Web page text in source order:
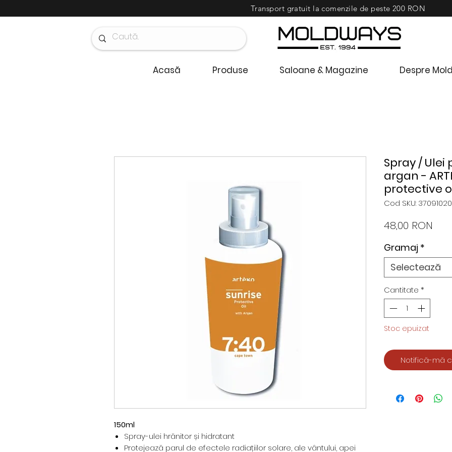
Acasă Produse Saloane & Magazine Despre
Transport gratuit la comenzile de peste 200 RON
150ml
Spray-ulei hrănitor și hidratant
Protejează parul de efectele radiațiilor solare, ale vântului, apei
Spray /
argan -
protective
Cod SKU: 37091020
48,00 RON
Gramaj *
Selectează
Cantitate *
Stoc epuizat
Notifică-mă